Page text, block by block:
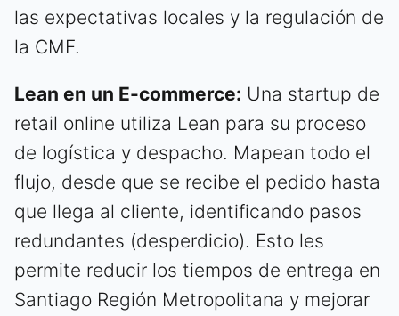
las expectativas locales y la regulación de
la CMF.
Lean en un E-commerce: Una startup de
retail online utiliza Lean para su proceso
de logística y despacho. Mapean todo el
flujo, desde que se recibe el pedido hasta
que llega al cliente, identificando pasos
redundantes (desperdicio). Esto les
permite reducir los tiempos de entrega en
Santiago Región Metropolitana y mejorar